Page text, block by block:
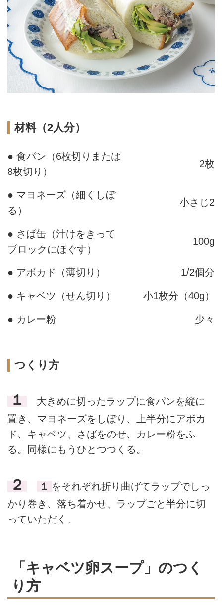
材料（2人分）
● 食パン（6枚切りまたは
8枚切り）
2枚
● マヨネーズ（細くしぼ
る）
小さじ2
● さば缶（汁けをきって
ブロックにほぐす）
100g
● アボカド（薄切り） 1/2個分
● キャベツ（せん切り） 小1枚分（40g）
● カレー粉 少々
つくり方
１
大きめに切ったラップに食パンを縦に
置き、マヨネーズをしぼり、上半分にアボカ
ド、キャベツ、さばをのせ、カレー粉をふ
る。同様にもうひとつつくる。
２ １ をそれぞれ折り曲げてラップでしっ
かり巻き、落ち着かせ、ラップごと半分に切
っていただく。
「キャベツ卵スープ」のつく
り方